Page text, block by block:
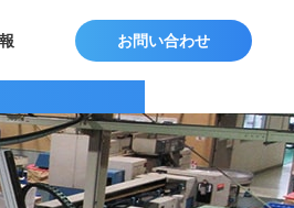
お問い合わせ